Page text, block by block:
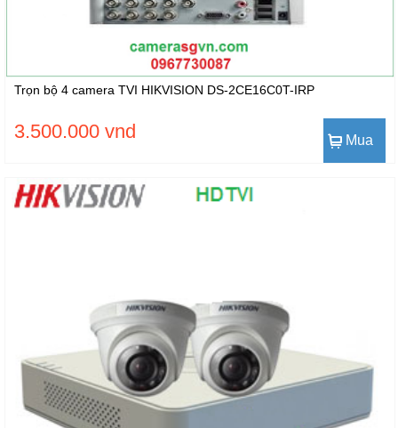
Trọn bộ 4 camera TVI HIKVISION DS-2CE16C0T-IRP
3.500.000 vnd Mua